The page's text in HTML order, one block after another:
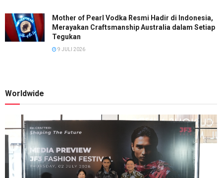
Mother of Pearl Vodka Resmi Hadir di Indonesia,
Merayakan Craftsmanship Australia dalam Setiap
Tegukan
9 JULI 2026
Worldwide